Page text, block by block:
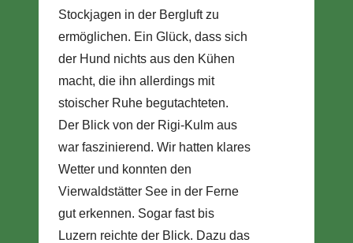
Stockjagen in der Bergluft zu
ermöglichen. Ein Glück, dass sich
der Hund nichts aus den Kühen
macht, die ihn allerdings mit
stoischer Ruhe begutachteten.
Der Blick von der Rigi-Kulm aus
war faszinierend. Wir hatten klares
Wetter und konnten den
Vierwaldstätter See in der Ferne
gut erkennen. Sogar fast bis
Luzern reichte der Blick. Dazu das